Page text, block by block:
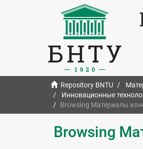
Repository BNTU
Инновационные
Browsing Материалы
Browsing